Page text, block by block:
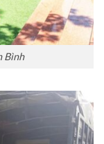
Bình